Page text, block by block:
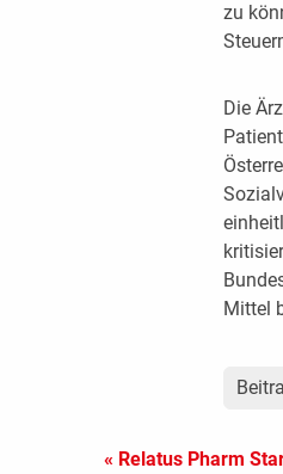
zu
Die
Mittel
« Relatus Pharm